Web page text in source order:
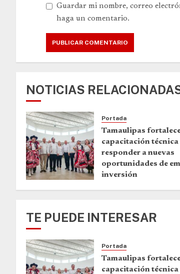
Guardar mi nombre, correo
haga un comentario.
NOTICIAS
Portada
Tamaulipas
capacitación técnica
responder a nuevas
oportunidades de
inversión
TE PUEDE INTERESAR
Portada
Tamaulipas
capacitación técnica